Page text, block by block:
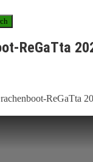
ReGaTta
ReGaTta